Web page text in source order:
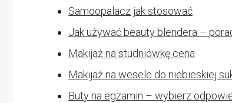
Samoopalacz jak stosować
Jak używać beauty blendera –
Makijaż na studniówkę cena
Makijaż na wesele do niebieskiej
Buty na egzamin – wybierz